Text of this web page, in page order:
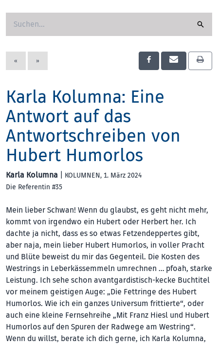
« »
Karla Kolumna: Eine
Antwort auf das
Antwortschreiben von
Hubert Humorlos
Karla Kolumna KOLUMNEN, 1. März 2024
Die Referentin #35
Mein lieber Schwan! Wenn du glaubst, es geht nicht mehr,
kommt von irgendwo ein Hubert oder Herbert her. Ich
dachte ja nicht, dass es so etwas Fetzendeppertes gibt,
aber naja, mein lieber Hubert Humorlos, in voller Pracht
und Blüte beweist du mir das Gegenteil. Die Kosten des
Westrings in Leberkässemmeln umrechnen … pfoah, starke
Leistung. Ich sehe schon avantgardistisch-kecke Buchtitel
vor meinem geistigen Auge: „Die Fettringe des Hubert
Humorlos. Wie ich ein ganzes Universum frittierte“, oder
auch eine kleine Fernsehreihe „Mit Franz Hiesl und Hubert
Humorlos auf den Spuren der Radwege am Westring“.
Wenn du willst, berate ich dich gerne, ich Karla Kolumna,